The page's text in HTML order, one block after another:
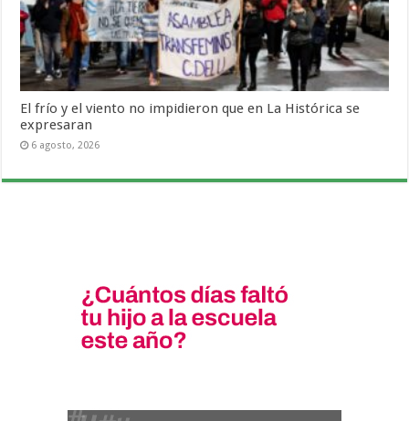
El frío y el viento no impidieron que en La Histórica se
expresaran
6 agosto, 2026